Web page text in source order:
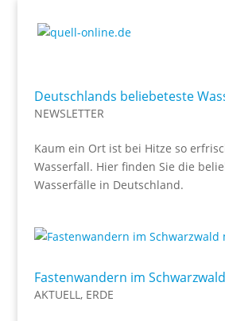
Deutschlands beliebeteste
NEWSLETTER
Kaum ein Ort ist bei Hitze so
Wasserfall. Hier finden Sie die
Wasserfälle in Deutschland.
Fastenwandern im
AKTUELL, ERDE